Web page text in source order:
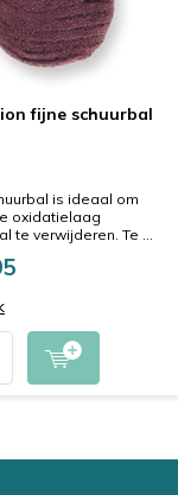
fijne schuurbal
is ideaal om
oxidatielaag
te verwijderen. Te ...